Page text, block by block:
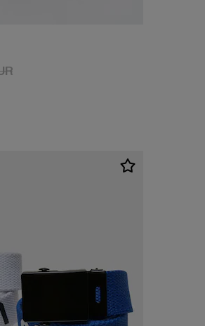
EUR
Aktionspreis: 34,99 EUR